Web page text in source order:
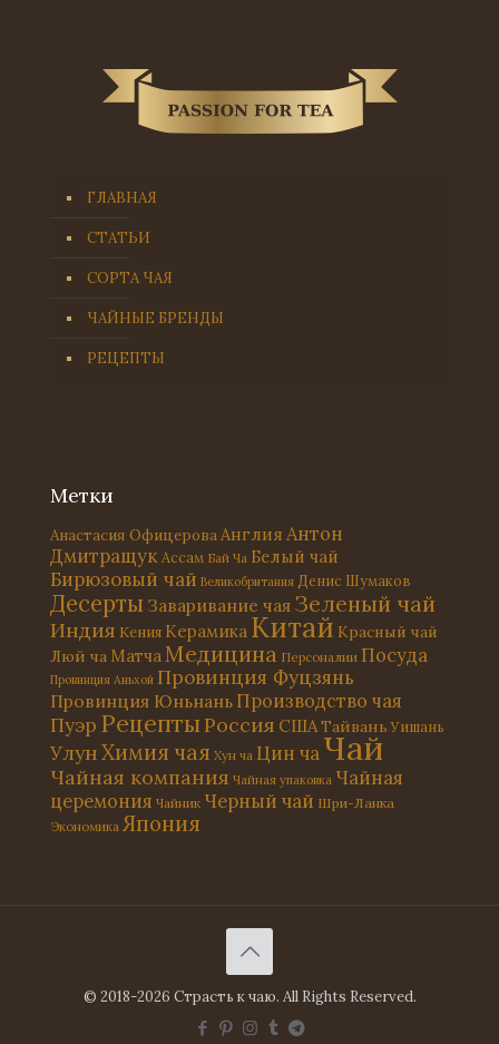
ГЛАВНАЯ
СТАТЬИ
СОРТА ЧАЯ
ЧАЙНЫЕ БРЕНДЫ
РЕЦЕПТЫ
Метки
Анастасия Офицерова Англия Антон
Дмитращук Ассам Бай Ча Белый чай
Бирюзовый чай Великобритания Денис Шумаков
Десерты Заваривание чая Зеленый чай
Индия Кения Керамика Китай Красный чай
Люй ча Матча Медицина Персоналии Посуда
Провинция Аньхой Провинция Фуцзянь
Провинция Юньнань Производство чая
Пуэр РецептыРоссия СШАТайвань Уишань
УлунХимия чая Хун ча Цин чаЧай
Чайная компания Чайная упаковка Чайная
церемония Чайник Черный чай Шри-Ланка
Экономика Япония
© 2018-2026 Страсть к чаю. All Rights Reserved.